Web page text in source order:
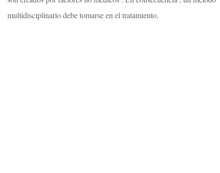
multidisciplinario debe tomarse en el tratamiento.